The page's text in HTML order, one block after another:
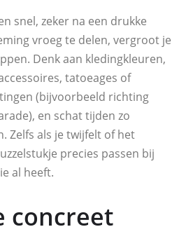
snel, zeker na een drukke
vroeg te delen, vergroot je
Denk aan kledingkleuren,
tatoeages of
(bijvoorbeeld richting
en schat tijden zo
Zelfs als je twijfelt of het
precies passen bij
al heeft.
concreet